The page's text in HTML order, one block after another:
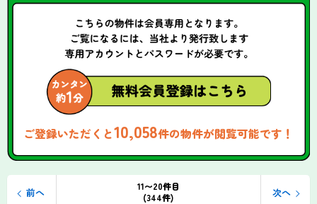
ご登録いただくと10,058件の物件が閲覧可能です！
11〜20件目
(344件)
前へ 次へ